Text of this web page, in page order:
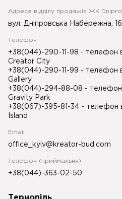
Адреса відділу продажів ЖК
вул. Дніпровська Набережна,
Телефон
+38(044)-290-11-98 - телефон
Creator City
+38(044)-290-11-99 - телефон
Gallery
+38(044)-294-88-08 - телефон
Gravity Park
+38(067)-395-81-34 - телефон
Island
Email
office_kyiv@kreator-bud.com
Телефон (приймальня)
+38(044)-363-02-50